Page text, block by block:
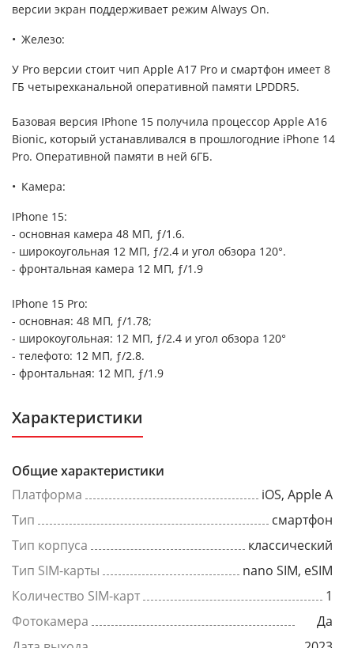
версии экран поддерживает режим Always On.
Железо:
У Pro версии стоит чип Apple A17 Pro и смартфон имеет 8
ГБ четырехканальной оперативной памяти LPDDR5.
Базовая версия IPhone 15 получила процессор Apple A16
Bionic, который устанавливался в прошлогодние iPhone 14
Pro. Оперативной памяти в ней 6ГБ.
Камера:
IPhone 15:
- основная камера 48 МП, ƒ/1.6.
- широкоугольная 12 МП, ƒ/2.4 и угол обзора 120°.
- фронтальная камера 12 МП, ƒ/1.9
IPhone 15 Pro:
- основная: 48 МП, ƒ/1.78;
- широкоугольная: 12 МП, ƒ/2.4 и угол обзора 120°
- телефото: 12 МП, ƒ/2.8.
- фронтальная: 12 МП, ƒ/1.9
Характеристики
Общие характеристики
Платформа
iOS, Apple A
Тип
смартфон
Тип корпуса
классический
Тип SIM-карты
nano SIM, eSIM
Количество SIM-карт
1
Фотокамера
Да